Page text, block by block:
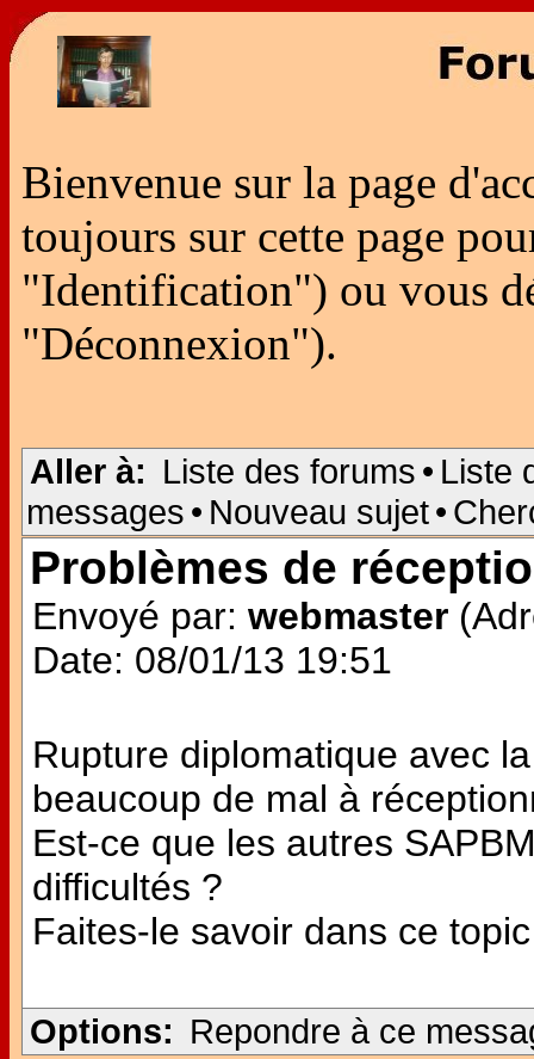
Bienvenue sur la page
toujours sur cette page
"Identification") ou vous
"Déconnexion").
Aller à: Liste des forums • Liste
messages • Nouveau sujet•
Problèmes de
Envoyé par: webmaster
Date: 08/01/13 19:51
Rupture diplomatique avec
beaucoup de mal à
Est-ce que les autres
difficultés ?
Faites-le savoir dans ce
Options: Repondre à ce